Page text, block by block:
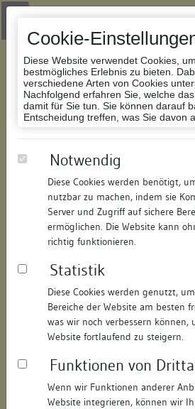
Cookie-
Diese Website verwendet Cookies,
bestmögliches Erlebnis zu bieten.
verschiedene Arten von Cookies
Nachfolgend erfahren Sie, welche
damit für Sie tun. Sie können darauf
Entscheidung treffen, was Sie davon
Notwendig
Diese Cookies werden benötigt,
nutzbar zu machen, indem sie
Server und Zugriff auf sichere
ermöglichen. Die Website kann
richtig funktionieren.
Statistik
Diese Cookies werden genutzt,
Bereiche der Website am besten
was wir noch verbessern
Website fortlaufend zu steigern.
Funktionen von
Wenn wir Funktionen anderer
Website integrieren, können wir
Zur Navigation springen
Zum Inhalt der Website springen
Datenbank
100947151810/Datum:
Datenbestand:
Bauforschung und
Objektdaten
Straße:
Hausnummer: 18
Postleitzahl: 74354
Stadt-Teilort: